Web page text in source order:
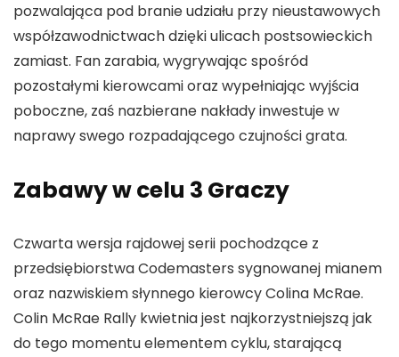
pozwalająca pod branie udziału przy nieustawowych
współzawodnictwach dzięki ulicach postsowieckich
zamiast. Fan zarabia, wygrywając spośród
pozostałymi kierowcami oraz wypełniając wyjścia
poboczne, zaś nazbierane nakłady inwestuje w
naprawy swego rozpadającego czujności grata.
Zabawy w celu 3 Graczy
Czwarta wersja rajdowej serii pochodzące z
przedsiębiorstwa Codemasters sygnowanej mianem
oraz nazwiskiem słynnego kierowcy Colina McRae.
Colin McRae Rally kwietnia jest najkorzystniejszą jak
do tego momentu elementem cyklu, starającą